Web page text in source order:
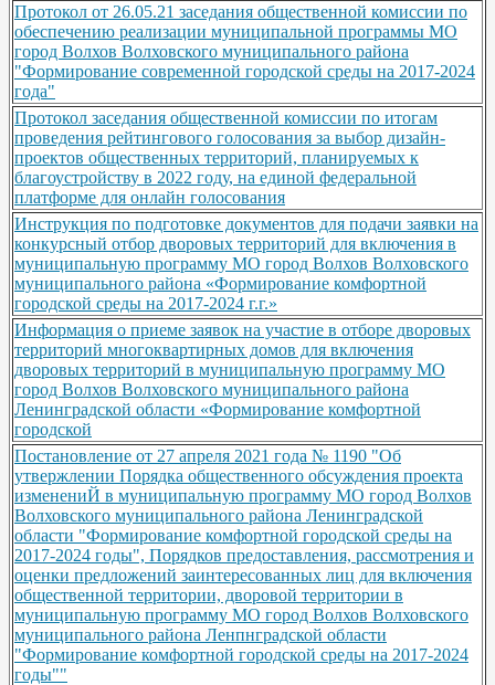
Протокол от 26.05.21 заседания общественной комиссии по
обеспечению реализации муниципальной программы МО
город Волхов Волховского муниципального района
"Формирование современной городской среды на 2017-2024
года"
Протокол заседания общественной комиссии по итогам
проведения рейтингового голосования за выбор дизайн-
проектов общественных территорий, планируемых к
благоустройству в 2022 году, на единой федеральной
платформе для онлайн голосования
Инструкция по подготовке документов для подачи заявки на
конкурсный отбор дворовых территорий для включения в
муниципальную программу МО город Волхов Волховского
муниципального района «Формирование комфортной
городской среды на 2017-2024 г.г.»
Информация о приеме заявок на участие в отборе дворовых
территорий многоквартирных домов для включения
дворовых территорий в муниципальную программу МО
город Волхов Волховского муниципального района
Ленинградской области «Формирование комфортной
городской
Постановление от 27 апреля 2021 года № 1190 "Об
утвержлении Порядка общественного обсуждения проекта
изменениЙ в муниципальную программу МО город Волхов
Волховского муниципального района Ленинградской
области "Формирование комфортной городской среды на
2017-2024 годы", Порядков предоставления, рассмотрения и
оценки предложений заинтересованных лиц для включения
общественной территории, дворовой территории в
муниципальную программу МО город Волхов Волховского
муниципального района Ленпнградской области
"Формирование комфортной городской среды на 2017-2024
годы""